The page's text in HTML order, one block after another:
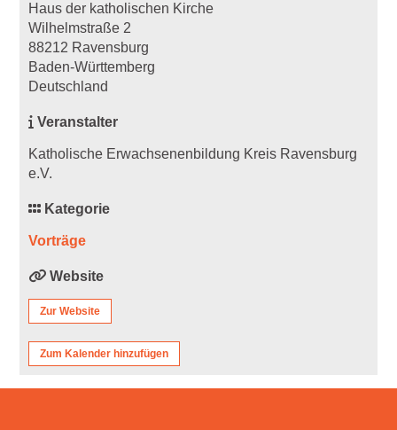
Haus der katholischen Kirche
Wilhelmstraße 2
88212 Ravensburg
Baden-Württemberg
Deutschland
Veranstalter
Katholische Erwachsenenbildung Kreis Ravensburg
e.V.
Kategorie
Vorträge
Website
Zur Website
Zum Kalender hinzufügen